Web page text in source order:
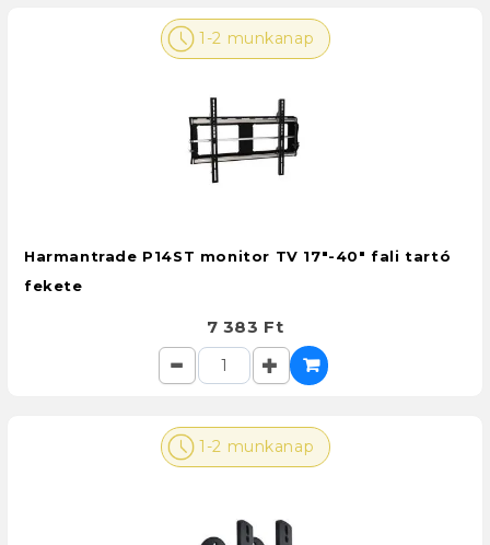
1-2 munkanap
Harmantrade P14ST monitor TV 17"-40" fali tartó
fekete
7 383 Ft
1-2 munkanap